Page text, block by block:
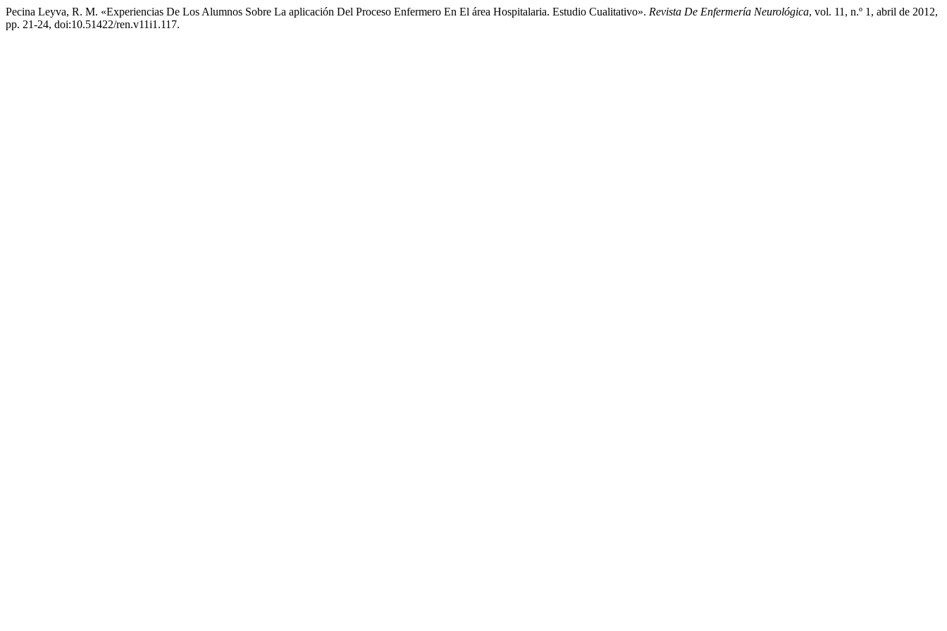
Pecina Leyva, R. M. «Experiencias De Los Alumnos Sobre La aplicación Del Proceso Enfermero En El área Hospitalaria. Estudio Cualitativo». Revista De Enfermería Neurológica, vol. 11, n.º 1, abril de 2012,
pp. 21-24, doi:10.51422/ren.v11i1.117.